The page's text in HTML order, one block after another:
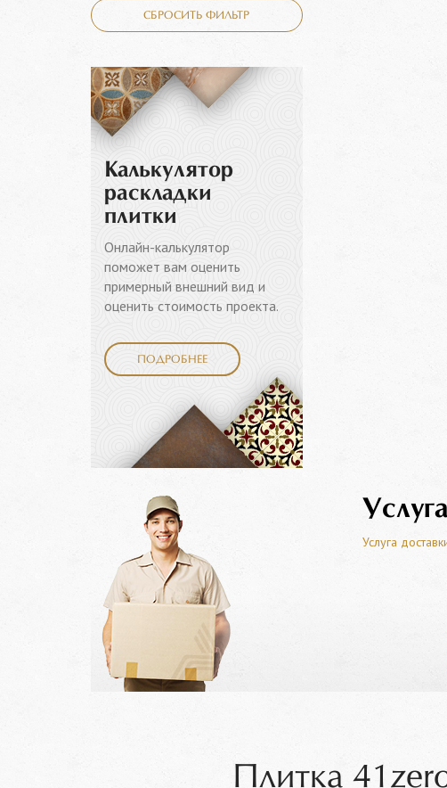
СБРОСИТЬ ФИЛЬТР
Калькулятор
раскладки
плитки
Онлайн-калькулятор
поможет вам оценить
примерный внешний вид и
оценить стоимость проекта.
ПОДРОБНЕЕ
Услуга
Плитка